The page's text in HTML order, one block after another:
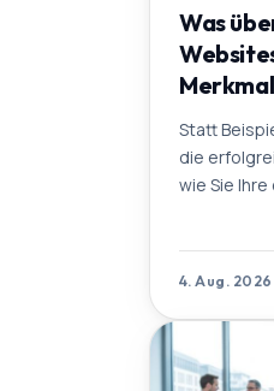
Was
Statt
die
wie Sie
4. Aug. 2026